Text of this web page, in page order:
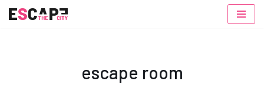
escape room